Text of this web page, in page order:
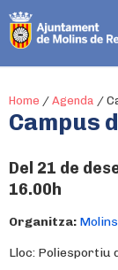
Home / Agenda /
Campus
Del 21 de
16.00h
Organitza:
Lloc: Poliesportiu